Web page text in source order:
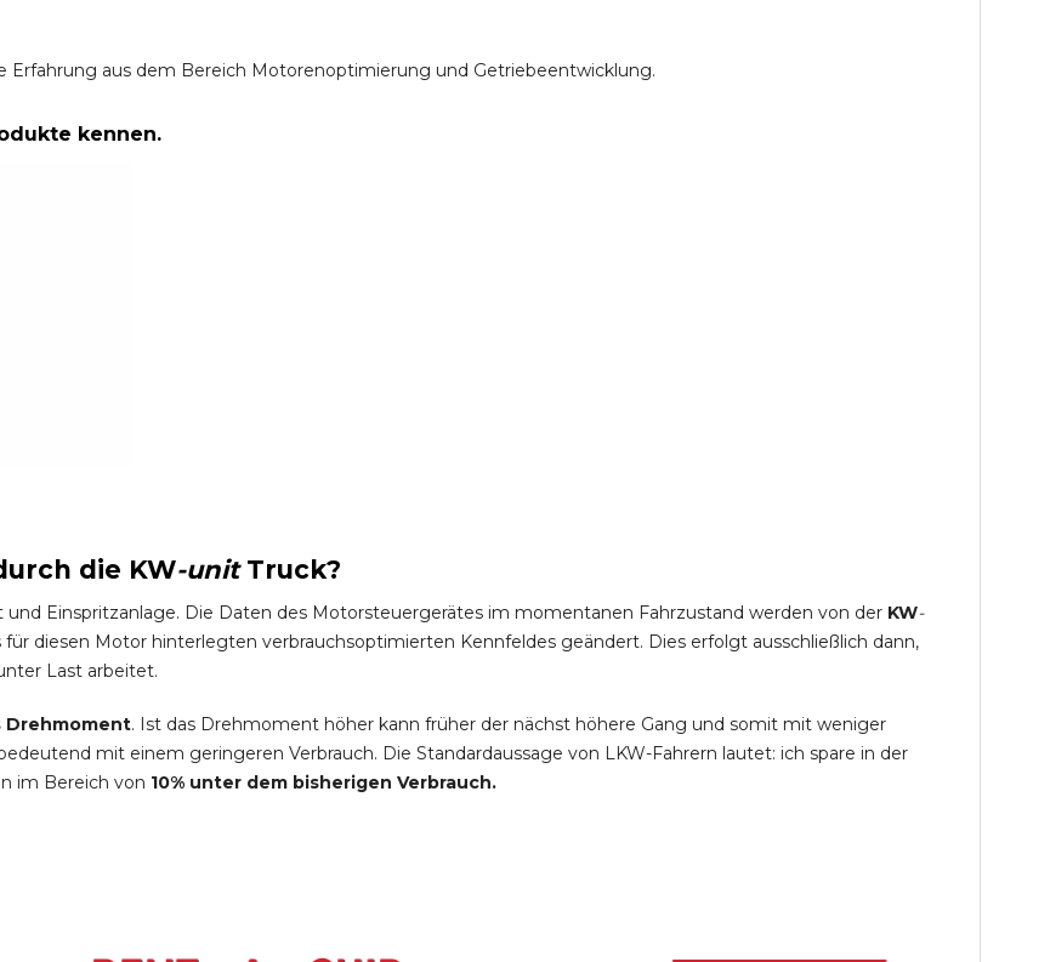
Erfahrung aus dem Bereich Motorenoptimierung und Getriebeentwicklung.
kennen.
die KW-unit Truck?
Einspritzanlage. Die Daten des Motorsteuergerätes im momentanen Fahrzustand werden von der KW-
diesen Motor hinterlegten verbrauchsoptimierten Kennfeldes geändert. Dies erfolgt ausschließlich dann,
Last arbeitet.
Drehmoment. Ist das Drehmoment höher kann früher der nächst höhere Gang und somit mit weniger
mit einem geringeren Verbrauch. Die Standardaussage von LKW-Fahrern lautet: ich spare in der
im Bereich von 10% unter dem bisherigen Verbrauch.